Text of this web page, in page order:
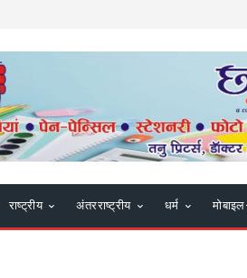
राष्ट्रीय अंतरराष्ट्रीय धर्म